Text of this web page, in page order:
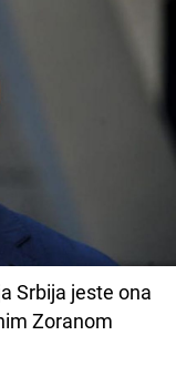
Srbija jeste ona
Zoranom